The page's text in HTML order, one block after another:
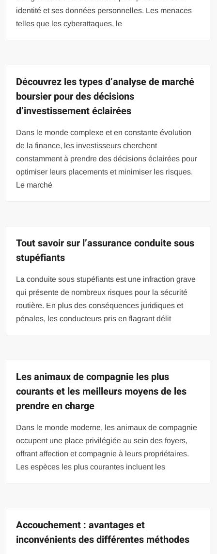
identité et ses données personnelles. Les menaces
telles que les cyberattaques, le
Découvrez les types d’analyse de marché
boursier pour des décisions
d’investissement éclairées
Dans le monde complexe et en constante évolution
de la finance, les investisseurs cherchent
constamment à prendre des décisions éclairées pour
optimiser leurs placements et minimiser les risques.
Le marché
Tout savoir sur l’assurance conduite sous
stupéfiants
La conduite sous stupéfiants est une infraction grave
qui présente de nombreux risques pour la sécurité
routière. En plus des conséquences juridiques et
pénales, les conducteurs pris en flagrant délit
Les animaux de compagnie les plus
courants et les meilleurs moyens de les
prendre en charge
Dans le monde moderne, les animaux de compagnie
occupent une place privilégiée au sein des foyers,
offrant affection et compagnie à leurs propriétaires.
Les espèces les plus courantes incluent les
Accouchement : avantages et
inconvénients des différentes méthodes